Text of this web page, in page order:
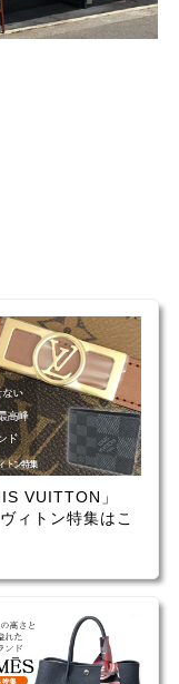
VUITTON」
ィトン特集はこ